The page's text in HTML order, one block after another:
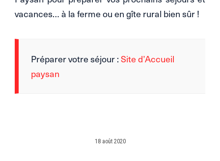
vacances… à la ferme ou en gîte rural bien sûr !
Préparer votre séjour : Site d’Accueil
paysan
18 août 2020